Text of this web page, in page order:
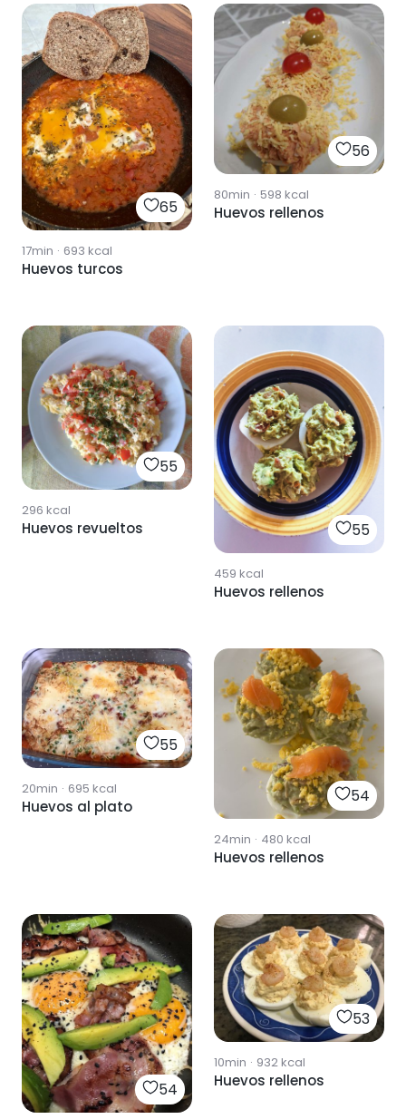
65
17min · 693 kcal
Huevos turcos
56
80min · 598 kcal
Huevos rellenos
55
296 kcal
Huevos revueltos 55
459 kcal
Huevos rellenos
55
20min · 695 kcal
Huevos al plato
54
24min · 480 kcal
Huevos rellenos
54
53
10min · 932kcal
Huevos rellenos